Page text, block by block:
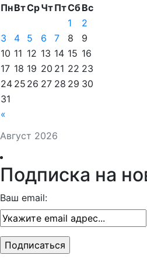
Август 2026
ПнВтСрЧтПтСбВс
«
1
2
3
4 5 6 7 8
9
10 11 12 13 14 15 16
17 18 19 20 21 22 23
24 25 26 27 28 29 30
31
Подписка на
Ваш email: